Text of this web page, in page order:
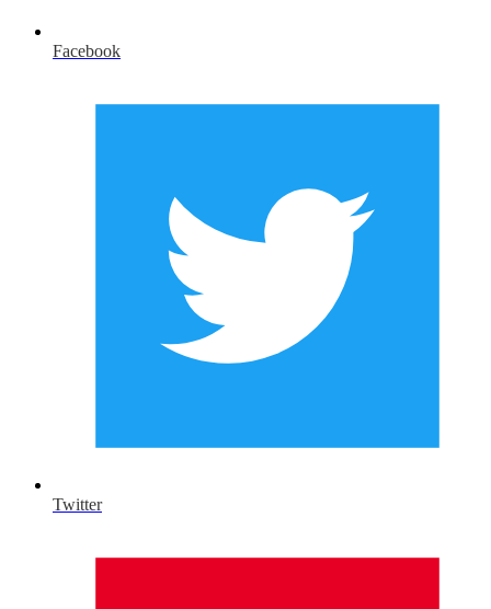
Facebook
Twitter